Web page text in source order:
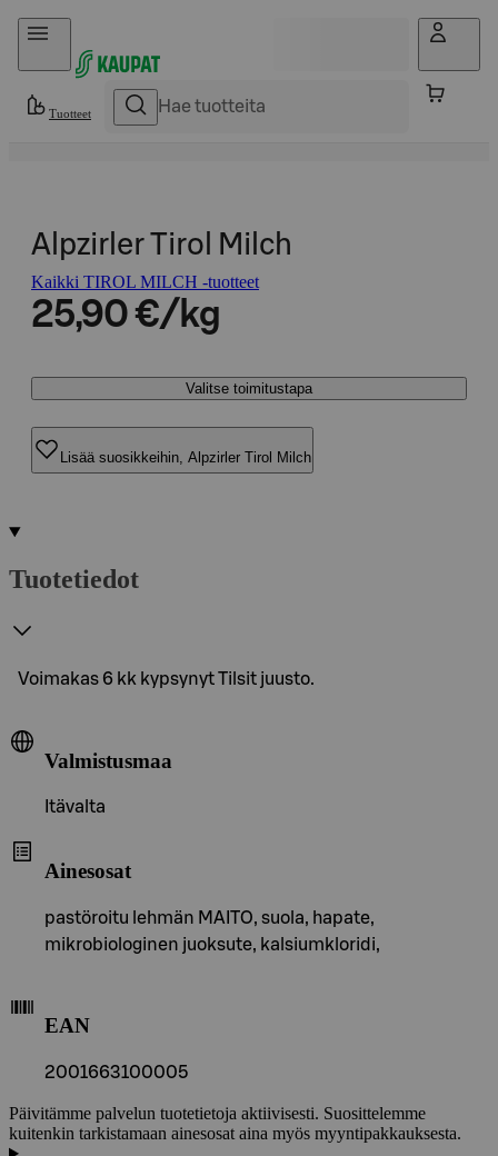
Hyppää sisältöön
Tuotteet
Alpzirler Tirol Milch
Kaikki TIROL MILCH -tuotteet
25,90 €/kg
Valitse toimitustapa
Lisää suosikkeihin, Alpzirler Tirol Milch
Tuotetiedot
Voimakas 6 kk kypsynyt Tilsit juusto.
Valmistusmaa
Itävalta
Ainesosat
pastöroitu lehmän MAITO, suola, hapate,
mikrobiologinen juoksute, kalsiumkloridi,
EAN
2001663100005
Päivitämme palvelun tuotetietoja aktiivisesti. Suosittelemme
kuitenkin tarkistamaan ainesosat aina myös myyntipakkauksesta.